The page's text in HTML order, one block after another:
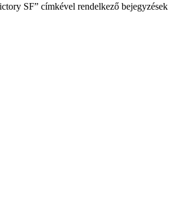
SF” címkével rendelkező bejegyzések